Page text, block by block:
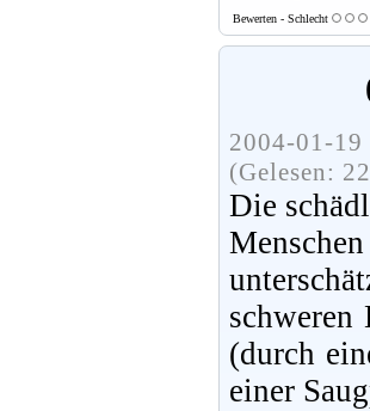
Bewerten - Schlecht
2004-01-
(Gelesen:
Die
(durch
einer